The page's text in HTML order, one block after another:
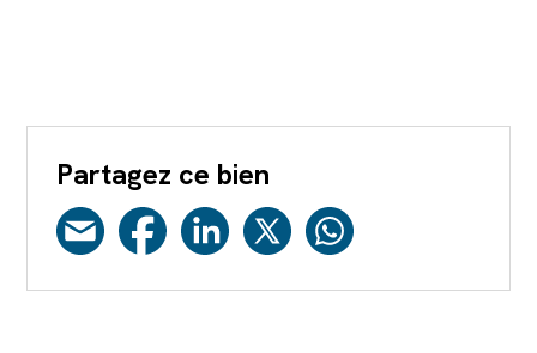
Partagez ce bien